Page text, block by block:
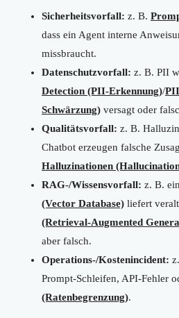
Sicherheitsvorfall: z. B.
dass ein Agent interne
missbraucht.
Datenschutzvorfall: z. B. PII
Detection (PII-Erkennung)/
Schwärzung) versagt oder
Qualitätsvorfall: z. B.
Chatbot erzeugen falsche
Halluzinationen
RAG-/Wissensvorfall: z. B.
(Vector Database) liefert
(Retrieval-Augmented
aber falsch.
Operations-/Kostenincident:
Prompt-Schleifen, API-Fehler
(Ratenbegrenzung).